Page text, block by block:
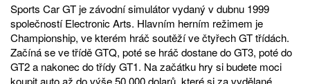
Sports Car GT je závodní simulátor vydaný v dubnu 1999
společností Electronic Arts. Hlavním herním režimem je
Championship, ve kterém hráč soutěží ve čtyřech GT třídách.
Začíná se ve třídě GTQ, poté se hráč dostane do GT3, poté do
GT2 a nakonec do třídy GT1. Na začátku hry si budete moci
koupit auto až do výše 50 000 dolarů, které si za vydělané